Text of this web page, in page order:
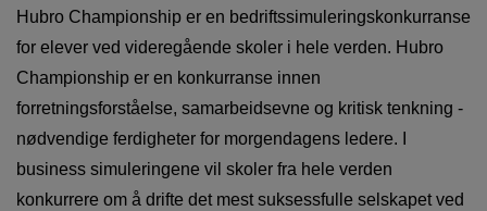
Hubro Championship er en bedriftssimuleringskonkurranse
for elever ved videregående skoler i hele verden. Hubro
Championship er en konkurranse innen
forretningsforståelse, samarbeidsevne og kritisk tenkning -
nødvendige ferdigheter for morgendagens ledere. I
business simuleringene vil skoler fra hele verden
konkurrere om å drifte det mest suksessfulle selskapet ved